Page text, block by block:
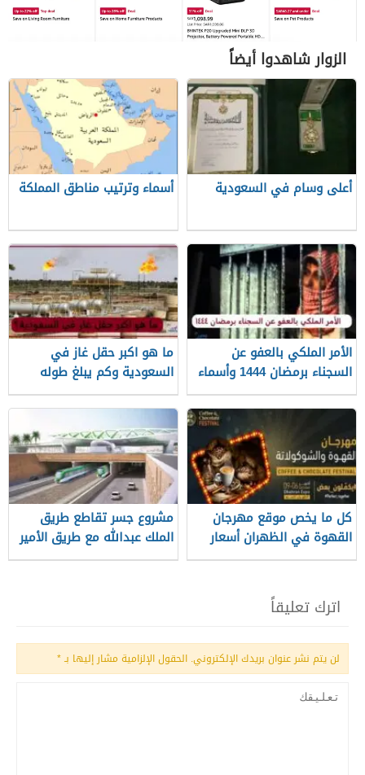
الزوار شاهدوا أيضاً
أعلى وسام في السعودية أسماء وترتيب مناطق المملكة
الأمر الملكي بالعفو عن
السجناء برمضان 1444 وأسماء
المشمولين بالعفو
ما هو اكبر حقل غاز في
السعودية وكم يبلغ طوله
كل ما يخص موقع مهرجان
القهوة في الظهران أسعار
التذاكر وطرق الحجز
مشروع جسر تقاطع طريق
الملك عبدالله مع طريق الأمير
تركي بن عبدالعزيز الأول
اترك تعليقاً
لن يتم نشر عنوان بريدك الإلكتروني. الحقول الإلزامية مشار إليها بـ*